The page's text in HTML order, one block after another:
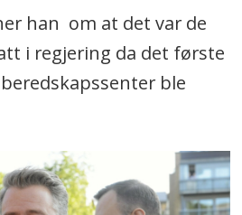
han om at det var de
i regjering da det første
ble